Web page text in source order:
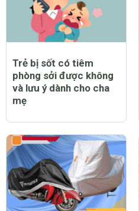
Trẻ bị sốt có tiêm
phòng sởi được không
và lưu ý dành cho cha
mẹ